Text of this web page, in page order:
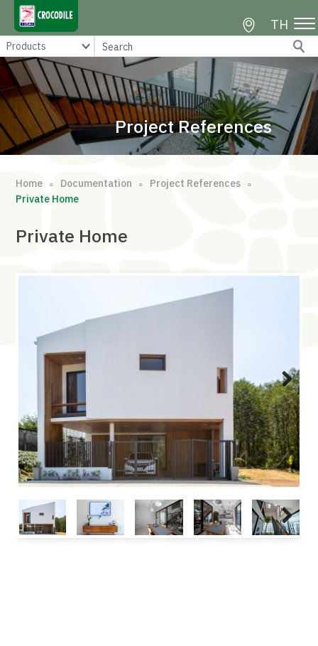
TH
Project References
Home ∘ Documentation ∘ Project References ∘
Private Home
Private Home
Next
Next